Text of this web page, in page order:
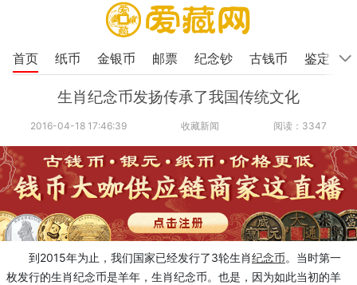
首页 纸币 金银币 邮票 纪念钞 古钱币 鉴定
生肖纪念币发扬传承了我国传统文化
2016-04-18 17:46:39 收藏新闻 阅读：3347
到2015年为止，我们国家已经发行了3轮生肖纪念币。当时第一
枚发行的生肖纪念币是羊年，生肖纪念币。也是，因为如此当初的羊